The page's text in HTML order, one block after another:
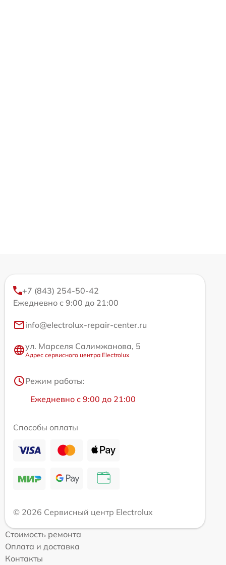
+7 (843) 254-50-42
Ежедневно с 9:00 до 21:00
info@electrolux-repair-center.ru
ул. Марселя Салимжанова, 5
Адрес сервисного центра Electrolux
Режим работы:
Ежедневно с 9:00 до 21:00
Способы оплаты
© 2026 Сервисный центр Electrolux
Стоимость ремонта
Оплата и доставка
Контакты